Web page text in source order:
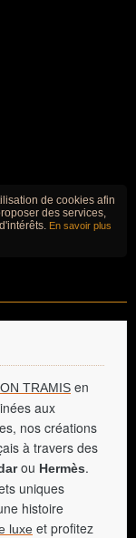
de cookies afin
des services,
En savoir plus
TRAMIS en
aux
nos créations
à travers des
ou Hermès.
uniques
histoire
luxe et profitez